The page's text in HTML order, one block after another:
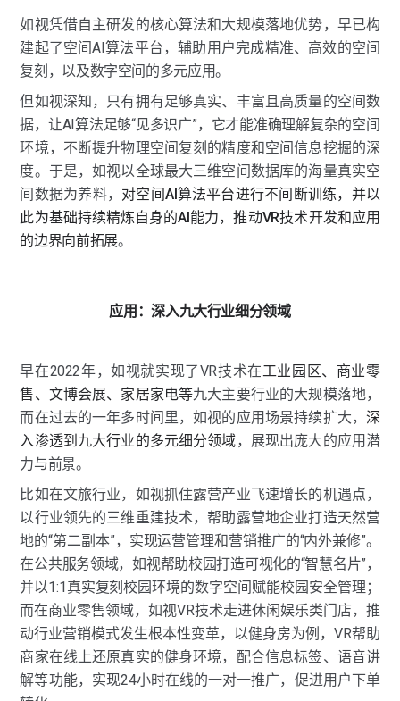
如视凭借自主研发的核心算法和大规模落地优势，早已构
建起了空间AI算法平台，辅助用户完成精准、高效的空间
复刻，以及数字空间的多元应用。
但如视深知，只有拥有足够真实、丰富且高质量的空间数
据，让AI算法足够“见多识广”，它才能准确理解复杂的空间
环境，不断提升物理空间复刻的精度和空间信息挖掘的深
度。于是，如视以全球最大三维空间数据库的海量真实空
间数据为养料， 对空间AI算法平台进行不间断训练，并以
此为基础持续精炼自身的AI能力，推动VR技术开发和应用
的边界向前拓展。
应用：深入九大行业细分领域
早在2022年，如视就实现了VR技术在工业园区、商业零
售、文博会展、家居家电等九大主要行业的大规模落地，
而在过去的一年多时间里，如视的应用场景持续扩大， 深
入渗透到九大行业的多元细分领域，展现出庞大的应用潜
力与前景。
比如在文旅行业，如视抓住露营产业飞速增长的机遇点，
以行业领先的三维重建技术，帮助露营地企业打造天然营
地的“第二副本”，实现运营管理和营销推广的“内外兼修”。
在公共服务领域，如视帮助校园打造可视化的“智慧名片”，
并以1:1真实复刻校园环境的数字空间赋能校园安全管理；
而在商业零售领域，如视VR技术走进休闲娱乐类门店，推
动行业营销模式发生根本性变革，以健身房为例，VR帮助
商家在线上还原真实的健身环境，配合信息标签、语音讲
解等功能，实现24小时在线的一对一推广，促进用户下单